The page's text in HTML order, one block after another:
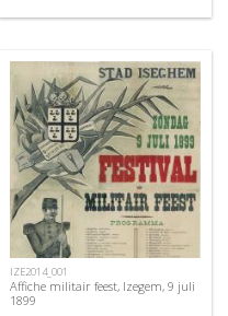
IZE2014_001
Affiche militair feest, Izegem, 9 juli
1899